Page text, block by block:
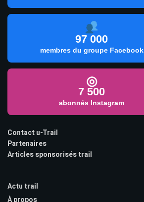
97 000
membres du groupe Facebook
◎
7 500
abonnés Instagram
Contact u-Trail
Partenaires
Articles sponsorisés trail
Actu trail
À propos